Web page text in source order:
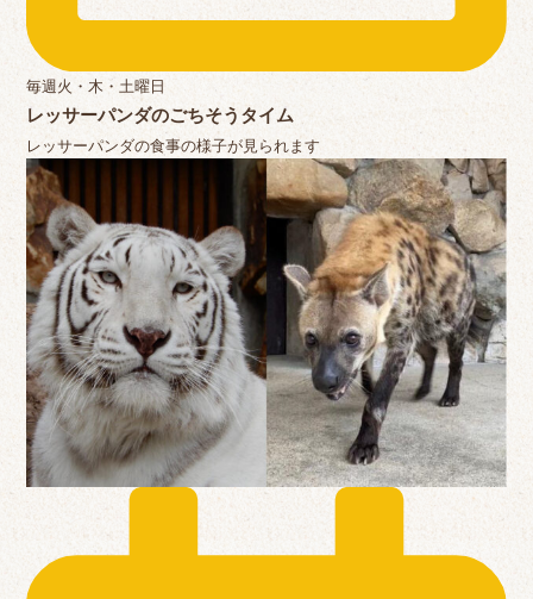
毎週火・木・土曜日
レッサーパンダのごちそうタイム
レッサーパンダの食事の様子が見られます